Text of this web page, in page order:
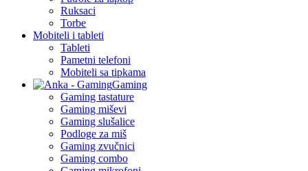
Ruksaci
Torbe
Mobiteli i tableti
Tableti
Pametni telefoni
Mobiteli sa tipkama
Gaming
Gaming tastature
Gaming miševi
Gaming slušalice
Podloge za miš
Gaming zvučnici
Gaming combo